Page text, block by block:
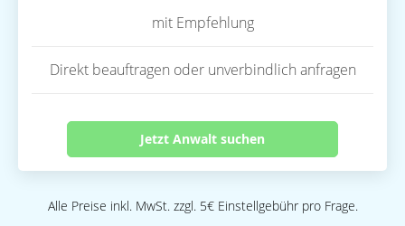
mit Empfehlung
Direkt beauftragen oder unverbindlich anfragen
Jetzt Anwalt suchen
Alle Preise inkl. MwSt. zzgl. 5€ Einstellgebühr pro Frage.